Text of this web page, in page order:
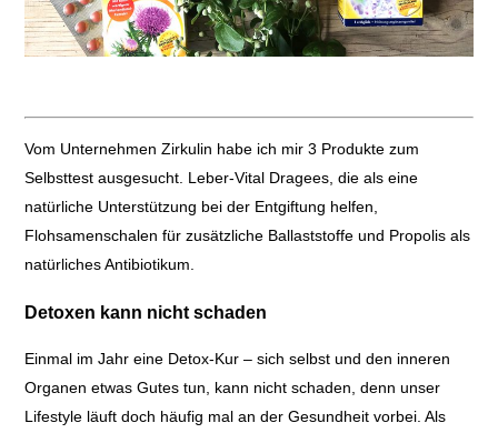
Vom Unternehmen Zirkulin habe ich mir 3 Produkte zum
Selbsttest ausgesucht. Leber-Vital Dragees, die als eine
natürliche Unterstützung bei der Entgiftung helfen,
Flohsamenschalen für zusätzliche Ballaststoffe und Propolis als
natürliches Antibiotikum.
Detoxen kann nicht schaden
Einmal im Jahr eine Detox-Kur – sich selbst und den inneren
Organen etwas Gutes tun, kann nicht schaden, denn unser
Lifestyle läuft doch häufig mal an der Gesundheit vorbei. Als